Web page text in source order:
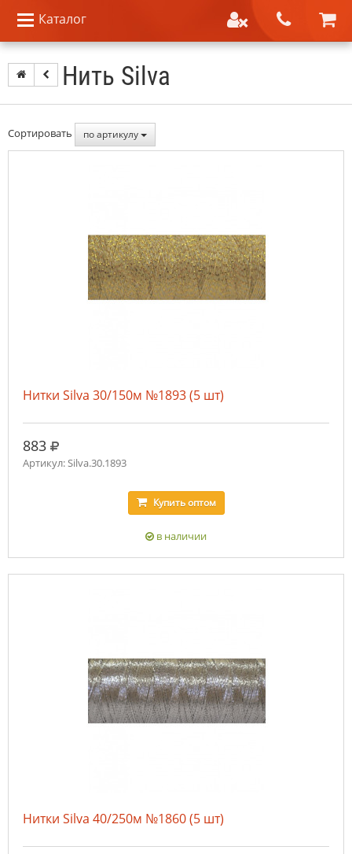
Каталог
Нить Silva
Сортировать по артикулу
Нитки Silva 30/150м №1893 (5 шт)
883 руб.
Артикул: Silva.30.1893
Купитьоптом
в наличии
Нитки Silva 40/250м №1860 (5 шт)